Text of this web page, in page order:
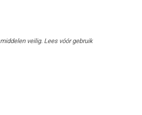
veilig. Lees vóór gebruik